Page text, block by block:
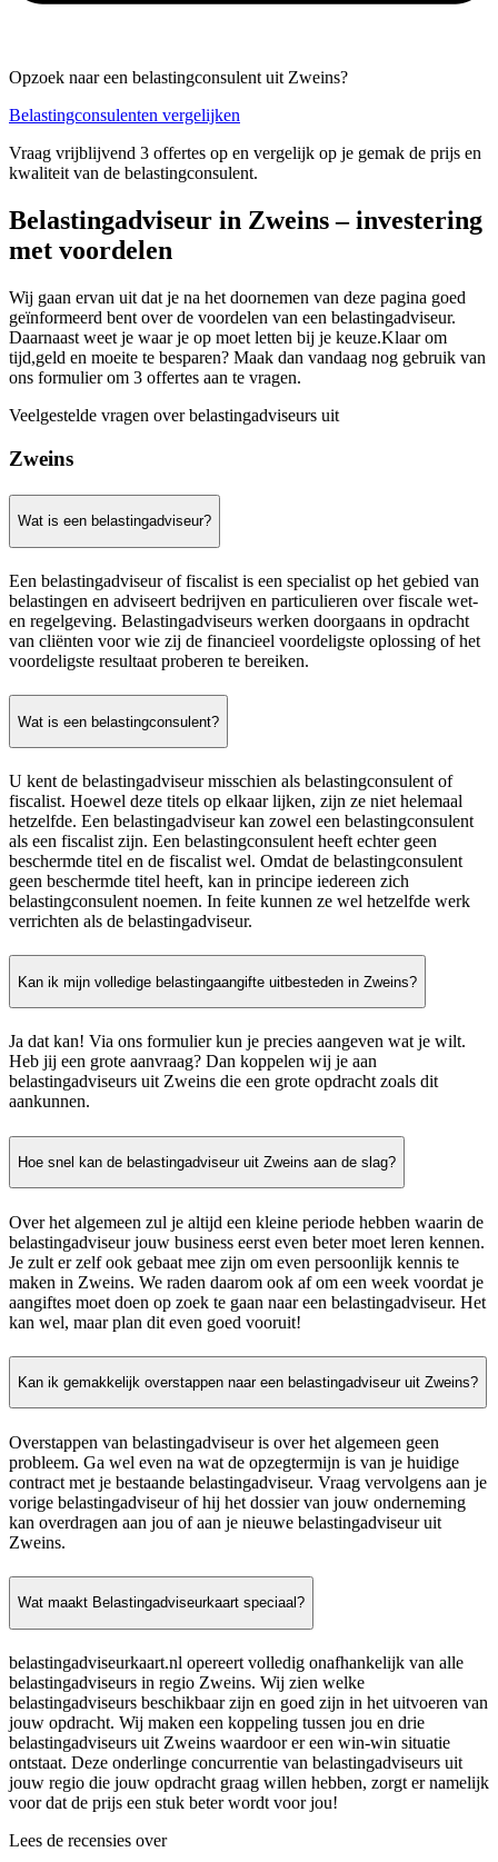
Opzoek naar een belastingconsulent uit Zweins?
Belastingconsulenten vergelijken
Vraag vrijblijvend 3 offertes op en vergelijk op je gemak de prijs en
kwaliteit van de belastingconsulent.
Belastingadviseur in Zweins – investering
met voordelen
Wij gaan ervan uit dat je na het doornemen van deze pagina goed
geïnformeerd bent over de voordelen van een belastingadviseur.
Daarnaast weet je waar je op moet letten bij je keuze.Klaar om
tijd,geld en moeite te besparen? Maak dan vandaag nog gebruik van
ons formulier om 3 offertes aan te vragen.
Veelgestelde vragen over belastingadviseurs uit
Zweins
Wat is een belastingadviseur?
Een belastingadviseur of fiscalist is een specialist op het gebied van
belastingen en adviseert bedrijven en particulieren over fiscale wet-
en regelgeving. Belastingadviseurs werken doorgaans in opdracht
van cliënten voor wie zij de financieel voordeligste oplossing of het
voordeligste resultaat proberen te bereiken.
Wat is een belastingconsulent?
U kent de belastingadviseur misschien als belastingconsulent of
fiscalist. Hoewel deze titels op elkaar lijken, zijn ze niet helemaal
hetzelfde. Een belastingadviseur kan zowel een belastingconsulent
als een fiscalist zijn. Een belastingconsulent heeft echter geen
beschermde titel en de fiscalist wel. Omdat de belastingconsulent
geen beschermde titel heeft, kan in principe iedereen zich
belastingconsulent noemen. In feite kunnen ze wel hetzelfde werk
verrichten als de belastingadviseur.
Kan ik mijn volledige belastingaangifte uitbesteden in Zweins?
Ja dat kan! Via ons formulier kun je precies aangeven wat je wilt.
Heb jij een grote aanvraag? Dan koppelen wij je aan
belastingadviseurs uit Zweins die een grote opdracht zoals dit
aankunnen.
Hoe snel kan de belastingadviseur uit Zweins aan de slag?
Over het algemeen zul je altijd een kleine periode hebben waarin de
belastingadviseur jouw business eerst even beter moet leren kennen.
Je zult er zelf ook gebaat mee zijn om even persoonlijk kennis te
maken in Zweins. We raden daarom ook af om een week voordat je
aangiftes moet doen op zoek te gaan naar een belastingadviseur. Het
kan wel, maar plan dit even goed vooruit!
Kan ik gemakkelijk overstappen naar een belastingadviseur uit Zweins?
Overstappen van belastingadviseur is over het algemeen geen
probleem. Ga wel even na wat de opzegtermijn is van je huidige
contract met je bestaande belastingadviseur. Vraag vervolgens aan je
vorige belastingadviseur of hij het dossier van jouw onderneming
kan overdragen aan jou of aan je nieuwe belastingadviseur uit
Zweins.
Wat maakt Belastingadviseurkaart speciaal?
belastingadviseurkaart.nl opereert volledig onafhankelijk van alle
belastingadviseurs in regio Zweins. Wij zien welke
belastingadviseurs beschikbaar zijn en goed zijn in het uitvoeren van
jouw opdracht. Wij maken een koppeling tussen jou en drie
belastingadviseurs uit Zweins waardoor er een win-win situatie
ontstaat. Deze onderlinge concurrentie van belastingadviseurs uit
jouw regio die jouw opdracht graag willen hebben, zorgt er namelijk
voor dat de prijs een stuk beter wordt voor jou!
Lees de recensies over